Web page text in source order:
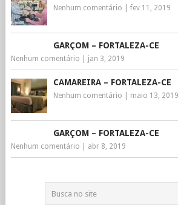
Nenhum comentário fev 11, 2019
GARÇOM – FORTALEZA-CE
Nenhum comentário jan 3, 2019
CAMAREIRA – FORTALEZA-CE
Nenhum comentário maio 13, 2019
GARÇOM – FORTALEZA-CE
Nenhum comentário abr 8, 2019